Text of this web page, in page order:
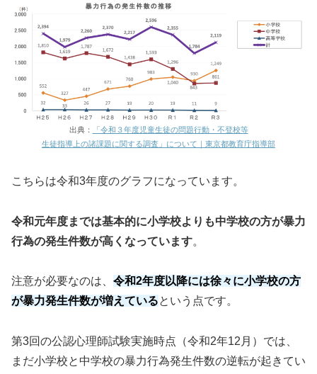
出典：
「令和３年度児童生徒の問題行動・不登校等
生徒指導上の諸課題に関する調査」について｜東京都教育庁指導部
こちらは令和3年度のグラフになっています。
令和元年度までは基本的に小学校よりも中学校の方が暴力
行為の発生件数が高くなっています。
注意が必要なのは、 令和2年度以降には徐々に小学校の方
が暴力発生件数が増えているという点です。
第3回の公認心理師試験実施時点（令和2年12月）では、
まだ小学校と中学校の暴力行為発生件数の逆転が起きてい